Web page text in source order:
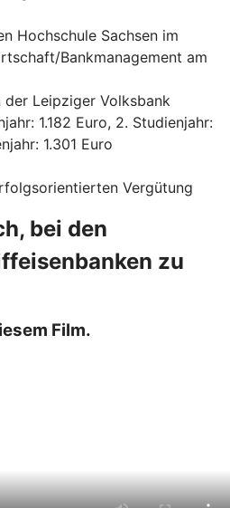
Hochschule Sachsen im
Bankmanagement am
der Leipziger Volksbank
1.182 Euro, 2. Studienjahr:
1.301 Euro
Vergütung
bei den
zu
Film.